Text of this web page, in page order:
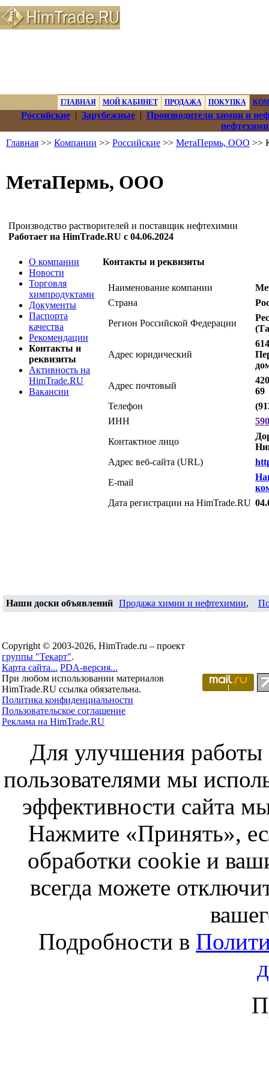
ГЛАВНАЯ МОЙ КАБИНЕТ ПРОДАЖА ПОКУПКА
Российские| Зарубежные| Производители химии и
Главная >> Компании >> Российские >> МетаПермь, ООО >>
МетаПермь, ООО
Производство растворителей и поставщик нефтехимии
Работает на HimTrade.RU с 04.06.2024
О компании
Новости
Торговля
химпродуктами
Документы
Паспорта
качества
Рекомендации
Контакты и
реквизиты
Активность на
HimTrade.RU
Вакансии
Контакты и реквизиты
Наименование компании
Страна
Регион Российской Федерации
Адрес юридический
Адрес почтовый
69
Телефон
ИНН
Контактное лицо
Адрес веб-сайта (URL)
E-mail
Дата регистрации на HimTrade.RU
Наши доски объявлений Продажа химии и нефтехимии,
Copyright © 2003-2026, HimTrade.ru – проект
группы "Текарт".
Карта сайта... PDA-версия...
При любом использовании материалов
HimTrade.RU ссылка обязательна.
Политика конфиденциальности
Пользовательское соглашение
Реклама на HimTrade.RU
Для улучшения работы
пользователями мы
эффективности сайта
Нажмите «Принять»,
обработки cookie и
всегда можете
Подробности в